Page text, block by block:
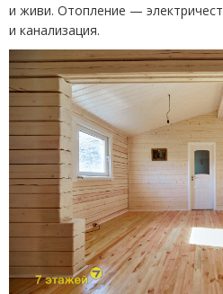
и живи. Отопление —
и канализация.